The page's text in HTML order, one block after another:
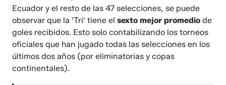
Ecuador y el resto de las 47 selecciones, se puede
observar que la 'Tri' tiene elsexto mejor promedio de
goles recibidos. Esto solo contabilizando los torneos
oficiales que han jugado todas las selecciones en los
últimos dos años (por eliminatorias y copas
continentales).